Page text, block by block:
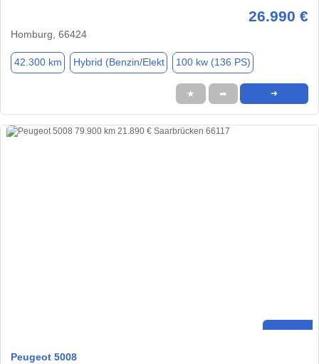
26.990 €
Homburg, 66424
42.300 km Hybrid (Benzin/Elekt 100 kw (136 PS)
★ ➦ ➜
Peugeot 5008